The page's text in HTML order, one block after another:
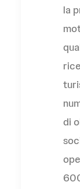
la
di